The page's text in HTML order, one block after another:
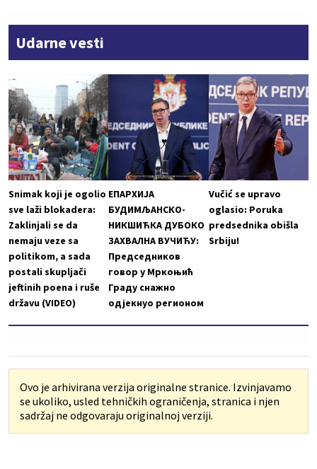
Udarne vesti
Snimak koji je ogolio
sve laži blokadera:
Zaklinjali se da
nemaju veze sa
politikom, a sada
postali skupljači
jeftinih poena i ruše
državu (VIDEO)
ЕПАРХИЈА
БУДИМЉАНСКО-
НИКШИЋКА ДУБОКО
ЗАХВАЛНА ВУЧИЋУ:
Председников
говор у Мркоњић
Граду снажно
одјекнуо регионом
Vučić se upravo
oglasio: Poruka
predsednika obišla
Srbiju!
Ovo je arhivirana verzija originalne stranice. Izvinjavamo
se ukoliko, usled tehničkih ograničenja, stranica i njen
sadržaj ne odgovaraju originalnoj verziji.